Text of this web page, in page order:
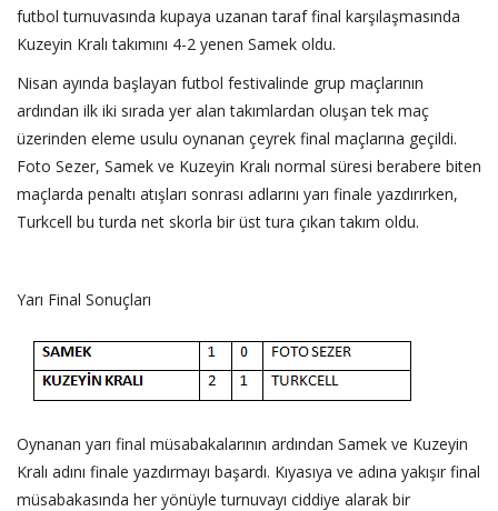
futbol turnuvasında kupaya uzanan taraf final karşılaşmasında
Kuzeyin Kralı takımını 4-2 yenen Samek oldu.
Nisan ayında başlayan futbol festivalinde grup maçlarının
ardından ilk iki sırada yer alan takımlardan oluşan tek maç
üzerinden eleme usulu oynanan çeyrek final maçlarına geçildi.
Foto Sezer, Samek ve Kuzeyin Kralı normal süresi berabere biten
maçlarda penaltı atışları sonrası adlarını yarı finale yazdırırken,
Turkcell bu turda net skorla bir üst tura çıkan takım oldu.
Yarı Final Sonuçları
Oynanan yarı final müsabakalarının ardından Samek ve Kuzeyin
Kralı adını finale yazdırmayı başardı. Kıyasıya ve adına yakışır final
müsabakasında her yönüyle turnuvayı ciddiye alarak bir